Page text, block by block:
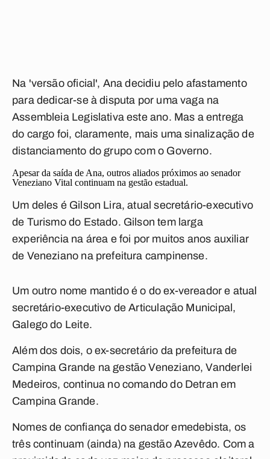
Na 'versão oficial', Ana decidiu pelo afastamento
para dedicar-se à disputa por uma vaga na
Assembleia Legislativa este ano. Mas a entrega
do cargo foi, claramente, mais uma sinalização de
distanciamento do grupo com o Governo.
Apesar da saída de Ana, outros aliados próximos ao senador
Veneziano Vital continuam na gestão estadual.
Um deles é Gilson Lira, atual secretário-executivo
de Turismo do Estado. Gilson tem larga
experiência na área e foi por muitos anos auxiliar
de Veneziano na prefeitura campinense.
Um outro nome mantido é o do ex-vereador e atual
secretário-executivo de Articulação Municipal,
Galego do Leite.
Além dos dois, o ex-secretário da prefeitura de
Campina Grande na gestão Veneziano, Vanderlei
Medeiros, continua no comando do Detran em
Campina Grande.
Nomes de confiança do senador emedebista, os
três continuam (ainda) na gestão Azevêdo. Com a